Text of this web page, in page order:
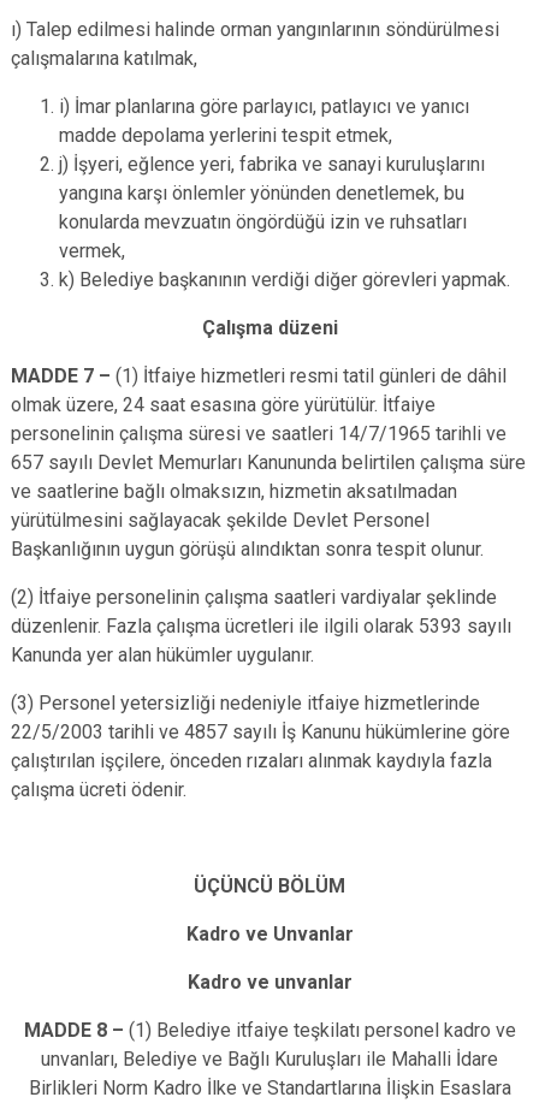
ı) Talep edilmesi halinde orman yangınlarının söndürülmesi
çalışmalarına katılmak,
i) İmar planlarına göre parlayıcı, patlayıcı ve yanıcı
madde depolama yerlerini tespit etmek,
j) İşyeri, eğlence yeri, fabrika ve sanayi kuruluşlarını
yangına karşı önlemler yönünden denetlemek, bu
konularda mevzuatın öngördüğü izin ve ruhsatları
vermek,
k) Belediye başkanının verdiği diğer görevleri yapmak.
Çalışma düzeni
MADDE 7 – (1) İtfaiye hizmetleri resmi tatil günleri de dâhil
olmak üzere, 24 saat esasına göre yürütülür. İtfaiye
personelinin çalışma süresi ve saatleri 14/7/1965 tarihli ve
657 sayılı Devlet Memurları Kanununda belirtilen çalışma süre
ve saatlerine bağlı olmaksızın, hizmetin aksatılmadan
yürütülmesini sağlayacak şekilde Devlet Personel
Başkanlığının uygun görüşü alındıktan sonra tespit olunur.
(2) İtfaiye personelinin çalışma saatleri vardiyalar şeklinde
düzenlenir. Fazla çalışma ücretleri ile ilgili olarak 5393 sayılı
Kanunda yer alan hükümler uygulanır.
(3) Personel yetersizliği nedeniyle itfaiye hizmetlerinde
22/5/2003 tarihli ve 4857 sayılı İş Kanunu hükümlerine göre
çalıştırılan işçilere, önceden rızaları alınmak kaydıyla fazla
çalışma ücreti ödenir.
ÜÇÜNCÜ BÖLÜM
Kadro ve Unvanlar
Kadro ve unvanlar
MADDE 8 – (1) Belediye itfaiye teşkilatı personel kadro ve
unvanları, Belediye ve Bağlı Kuruluşları ile Mahalli İdare
Birlikleri Norm Kadro İlke ve Standartlarına İlişkin Esaslara